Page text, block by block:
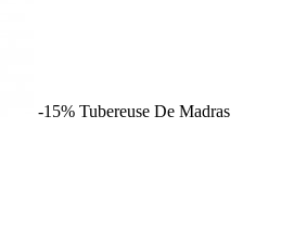
-15% Tubereuse De Madras